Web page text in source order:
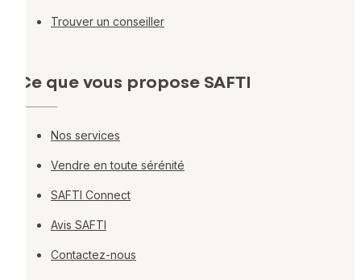
Trouver un conseiller
Ce que vous propose SAFTI
Nos services
Vendre en toute sérénité
SAFTI Connect
Avis SAFTI
Contactez-nous